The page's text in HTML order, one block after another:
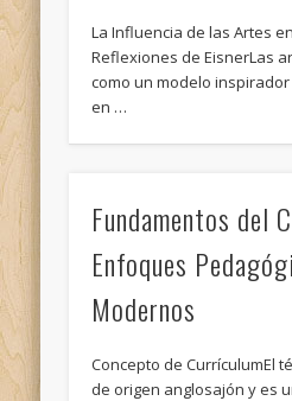
La Influencia de las Artes
Reflexiones de EisnerLas
como un modelo
en …
Fundamentos del
Enfoques
Modernos
Concepto de CurrículumEl
de origen anglosajón y es